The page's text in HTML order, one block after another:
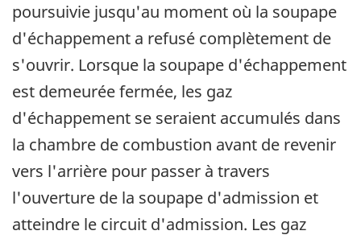
poursuivie jusqu'au moment où la soupape
d'échappement a refusé complètement de
s'ouvrir. Lorsque la soupape d'échappement
est demeurée fermée, les gaz
d'échappement se seraient accumulés dans
la chambre de combustion avant de revenir
vers l'arrière pour passer à travers
l'ouverture de la soupape d'admission et
atteindre le circuit d'admission. Les gaz